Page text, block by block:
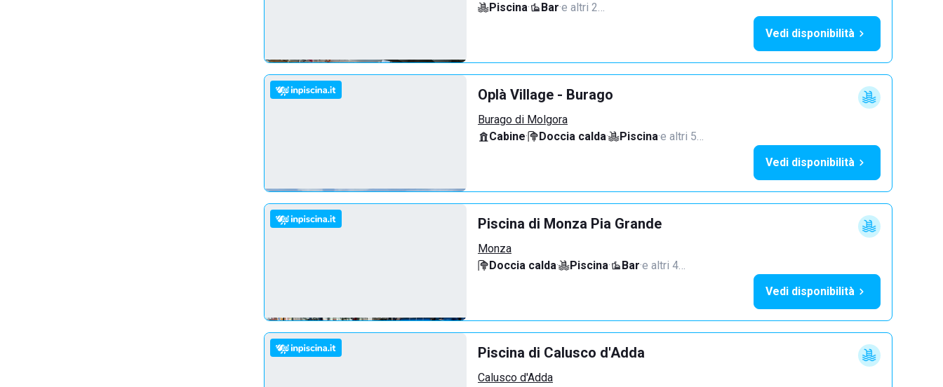
Piscina· Bar·e altri 2…
Vedi disponibilità
Oplà Village - Burago
Burago di Molgora
Cabine· Doccia calda· Piscina·e altri 5…
Vedi disponibilità
Piscina di Monza Pia Grande
Monza
Doccia calda· Piscina· Bar·e altri 4…
Vedi disponibilità
Piscina di Calusco d'Adda
Calusco d'Adda